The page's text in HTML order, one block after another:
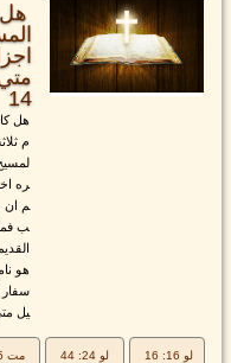
هل
14
هل
م
ره
م ان
ب
هو
سفار
يل
لو 16: 16 لو 24: 44 مت 5: 17